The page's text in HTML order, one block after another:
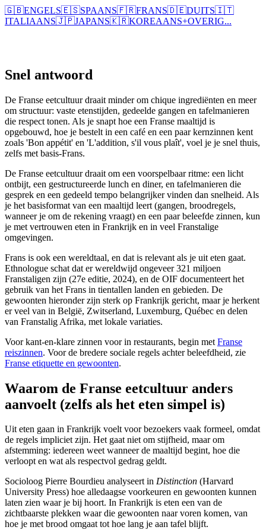
🇬🇧ENGELS🇪🇸SPAANS🇫🇷FRANS🇩🇪DUITS🇮🇹
ITALIAANS🇯🇵JAPANS🇰🇷KOREAANS+OVERIG...
Snel antwoord
De Franse eetcultuur draait minder om chique ingrediënten en meer
om structuur: vaste etenstijden, gedeelde gangen en tafelmanieren
die respect tonen. Als je snapt hoe een Franse maaltijd is
opgebouwd, hoe je bestelt in een café en een paar kernzinnen kent
zoals 'Bon appétit' en 'L'addition, s'il vous plaît', voel je je snel thuis,
zelfs met basis-Frans.
De Franse eetcultuur draait om een voorspelbaar ritme: een licht
ontbijt, een gestructureerde lunch en diner, en tafelmanieren die
gesprek en een gedeeld tempo belangrijker vinden dan snelheid. Als
je het basisformat van een maaltijd leert (gangen, broodregels,
wanneer je om de rekening vraagt) en een paar beleefde zinnen, kun
je met vertrouwen eten in Frankrijk en in veel Franstalige
omgevingen.
Frans is ook een wereldtaal, en dat is relevant als je uit eten gaat.
Ethnologue schat dat er wereldwijd ongeveer 321 miljoen
Franstaligen zijn (27e editie, 2024), en de OIF documenteert het
gebruik van het Frans in tientallen landen en gebieden. De
gewoonten hieronder zijn sterk op Frankrijk gericht, maar je herkent
er veel van in België, Zwitserland, Luxemburg, Québec en delen
van Franstalig Afrika, met lokale variaties.
Voor kant-en-klare zinnen voor in restaurants, begin met Franse
reiszinnen. Voor de bredere sociale regels achter beleefdheid, zie
Franse etiquette en gewoonten.
Waarom de Franse eetcultuur anders
aanvoelt (zelfs als het eten simpel is)
Uit eten gaan in Frankrijk voelt voor bezoekers vaak formeel, omdat
de regels impliciet zijn. Het gaat niet om stijfheid, maar om
afstemming: iedereen weet wanneer de maaltijd begint, hoe die
verloopt en wat als respectvol gedrag geldt.
Socioloog Pierre Bourdieu analyseert in Distinction (Harvard
University Press) hoe alledaagse voorkeuren en gewoonten kunnen
laten zien waar je bij hoort. In Frankrijk is eten een van de
zichtbaarste plekken waar die gewoonten naar voren komen, van
hoe je met brood omgaat tot hoe lang je aan tafel blijft.